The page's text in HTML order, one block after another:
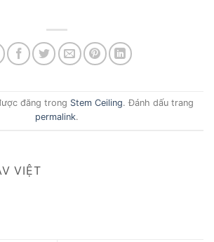
đăng trong Stem Ceiling. Đánh dấu trang
permalink.
VIỆT